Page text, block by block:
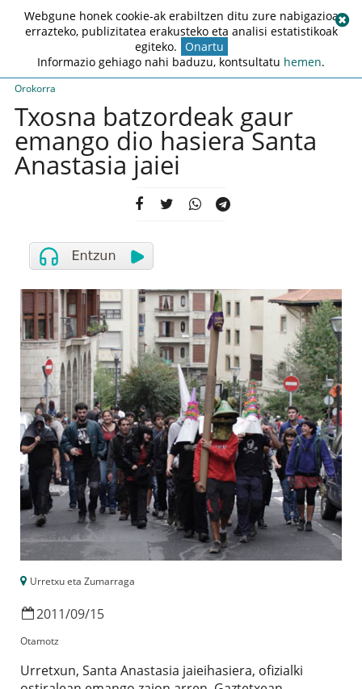
Orokorra
Txosna batzordeak gaur
emango dio hasiera Santa
Anastasia jaiei
Urretxu eta Zumarraga
2011/09/15
Otamotz
Urretxun, Santa Anastasia jaieihasiera, ofizialki
Webgune honek cookie-ak erabiltzen ditu zure nabigazioa
errazteko, publizitatea erakusteko eta analisi estatistikoak
egiteko. Onartu
Informazio gehiago nahi baduzu, kontsultatu hemen.